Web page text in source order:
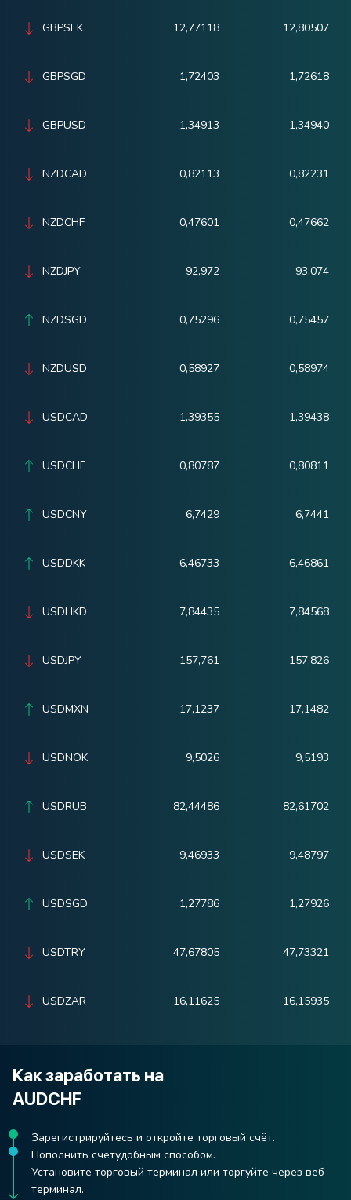
GBPSEK 12,77118 12,80507
GBPSGD 1,72403 1,72618
GBPUSD 1,34913 1,34940
NZDCAD 0,82113 0,82231
NZDCHF 0,47601 0,47662
NZDJPY 92,972 93,074
NZDSGD 0,75296 0,75457
NZDUSD 0,58927 0,58974
USDCAD 1,39355 1,39438
USDCHF 0,80787 0,80811
USDCNY 6,7429 6,7441
USDDKK 6,46733 6,46861
USDHKD 7,84435 7,84568
USDJPY 157,761 157,826
USDMXN 17,1237 17,1482
USDNOK 9,5026 9,5193
USDRUB 82,44486 82,61702
USDSEK 9,46933 9,48797
USDSGD 1,27786 1,27926
USDTRY 47,67805 47,73321
USDZAR 16,11625 16,15935
Как заработать на
AUDCHF
Зарегистрируйтесь и откройте торговый счёт.
Пополнить счётудобным способом.
Установите торговый терминал или торгуйте через веб-
терминал.